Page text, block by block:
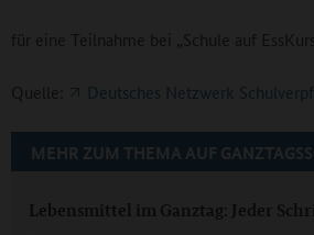
für eine Teilnahme bei „Schule auf
Quelle: Deutsches Netzwerk
MEHR ZUM THEMA AUF
Lebensmittel im Ganztag: Jeder